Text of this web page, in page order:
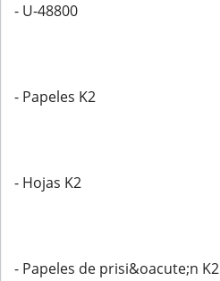
- U-48800
- Papeles K2
- Hojas K2
- Papeles de prisi&oacute;n K2